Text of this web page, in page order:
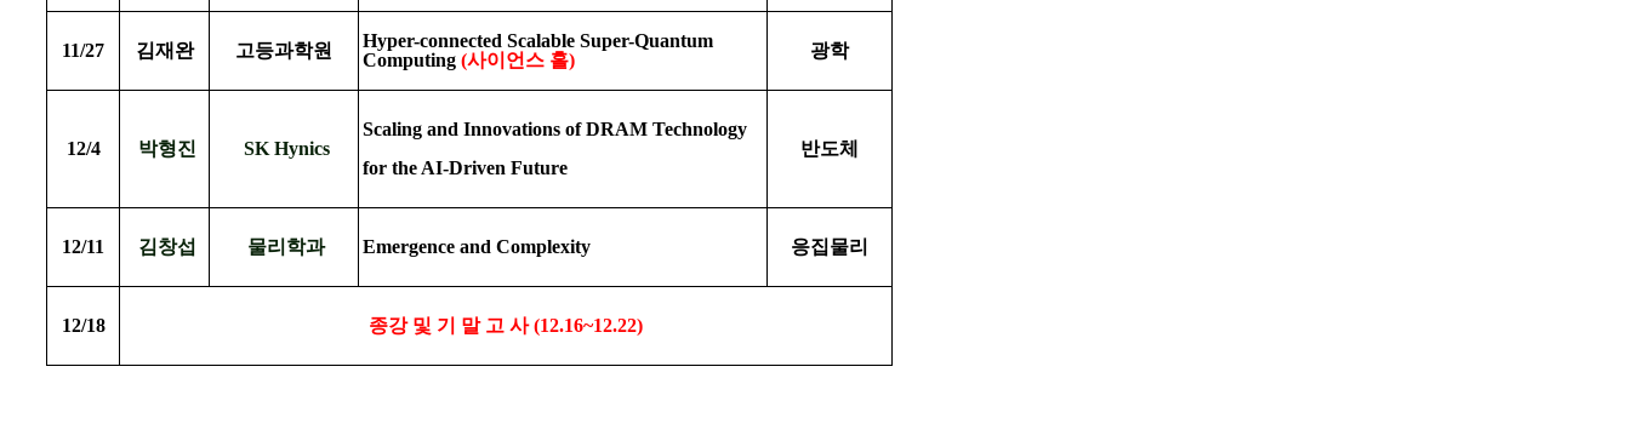
11/27 김재완 고등과학원
Hyper-connected Scalable Super-Quantum
Computing (사이언스 홀) 광학
12/4 박형진 SK Hynics
Scaling and Innovations of DRAM Technology
for the AI-Driven Future
반도체
12/11 김창섭 물리학과 Emergence and Complexity 응집물리
12/18 종강 및 기 말 고 사(12.16~12.22)